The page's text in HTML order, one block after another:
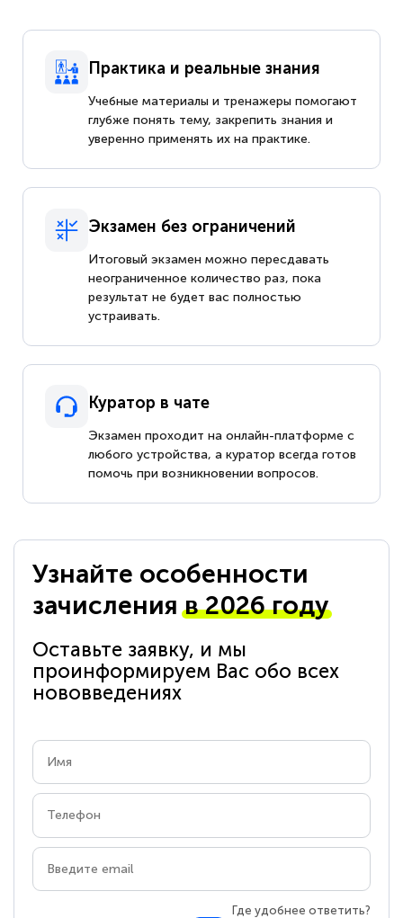
Практика и реальные знания
Учебные материалы и тренажеры помогают
глубже понять тему, закрепить знания и
уверенно применять их на практике.
Экзамен без ограничений
Итоговый экзамен можно пересдавать
неограниченное количество раз, пока
результат не будет вас полностью
устраивать.
Куратор в чате
Экзамен проходит на онлайн-платформе с
любого устройства, а куратор всегда готов
помочь при возникновении вопросов.
Узнайте особенности
зачисленияв 2026 году
Оставьте заявку, и мы
проинформируем Вас обо всех
нововведениях
Где удобнее ответить?